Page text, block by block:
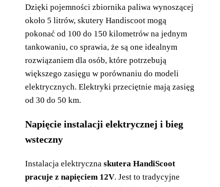
Dzięki pojemności zbiornika paliwa wynoszącej
około 5 litrów, skutery Handiscoot mogą
pokonać od 100 do 150 kilometrów na jednym
tankowaniu, co sprawia, że są one idealnym
rozwiązaniem dla osób, które potrzebują
większego zasięgu w porównaniu do modeli
elektrycznych. Elektryki przeciętnie mają zasięg
od 30 do 50 km.
Napięcie instalacji elektrycznej i bieg
wsteczny
Instalacja elektrycznaskutera HandiScoot
pracuje z napięciem 12V. Jest to tradycyjne